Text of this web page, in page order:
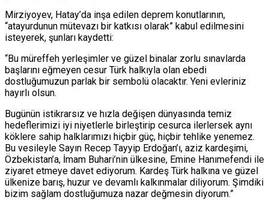
Mirziyoyev, Hatay’da inşa edilen deprem konutlarının,
“atayurdunun mütevazı bir katkısı olarak” kabul edilmesini
isteyerek, şunları kaydetti:
“Bu müreffeh yerleşimler ve güzel binalar zorlu sınavlarda
başlarını eğmeyen cesur Türk halkıyla olan ebedi
dostluğumuzun parlak bir sembolü olacaktır. Yeni evleriniz
hayırlı olsun.
Bugünün istikrarsız ve hızla değişen dünyasında temiz
hedeflerimizi iyi niyetlerle birleştirip cesurca ilerlersek aynı
köklere sahip halklarımızı hiçbir güç, hiçbir tehlike yenemez.
Bu vesileyle Sayın Recep Tayyip Erdoğan’ı, aziz kardeşimi,
Özbekistan’a, İmam Buhari’nin ülkesine, Emine Hanımefendi ile
ziyaret etmeye davet ediyorum. Kardeş Türk halkına ve güzel
ülkenize barış, huzur ve devamlı kalkınmalar diliyorum. Şimdiki
bizim sağlam dostluğumuza nazar değmesin diyorum.”